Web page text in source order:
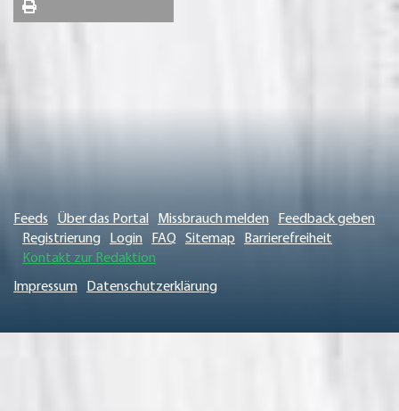
Feeds Über das Portal Missbrauch melden
Feedback geben
Registrierung
Login FAQ Sitemap
Barrierefreiheit
Kontakt zur Redaktion
Impressum
Datenschutzerklärung